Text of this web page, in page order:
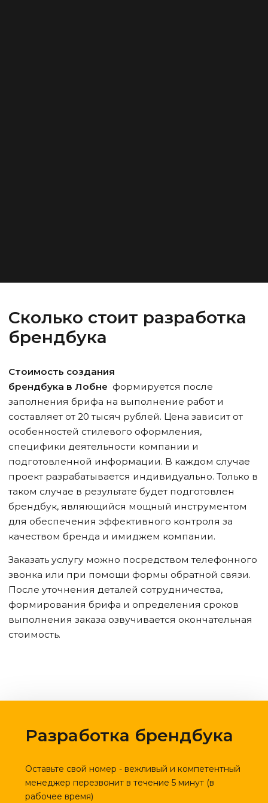
Сколько стоит разработка
брендбука
Стоимость создания
брендбука в Лобне формируется после
заполнения брифа на выполнение работ и
составляет от 20 тысяч рублей. Цена зависит от
особенностей стилевого оформления,
специфики деятельности компании и
подготовленной информации. В каждом случае
проект разрабатывается индивидуально. Только в
таком случае в результате будет подготовлен
брендбук, являющийся мощный инструментом
для обеспечения эффективного контроля за
качеством бренда и имиджем компании.
Заказать услугу можно посредством телефонного
звонка или при помощи формы обратной связи.
После уточнения деталей сотрудничества,
формирования брифа и определения сроков
выполнения заказа озвучивается окончательная
стоимость.
Разработка брендбука
Оставьте свой номер - вежливый и компетентный
менеджер перезвонит в течение 5 минут (в
рабочее время)